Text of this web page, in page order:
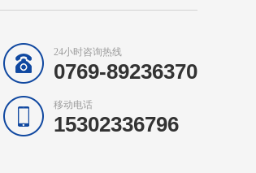
24小时咨询热线
0769-89236370
移动电话
15302336796